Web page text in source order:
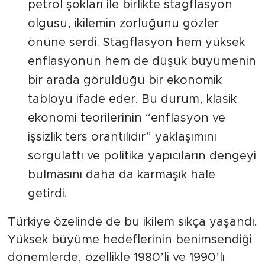
petrol şokları ile birlikte stagflasyon
olgusu, ikilemin zorluğunu gözler
önüne serdi. Stagflasyon hem yüksek
enflasyonun hem de düşük büyümenin
bir arada görüldüğü bir ekonomik
tabloyu ifade eder. Bu durum, klasik
ekonomi teorilerinin “enflasyon ve
işsizlik ters orantılıdır” yaklaşımını
sorgulattı ve politika yapıcıların dengeyi
bulmasını daha da karmaşık hale
getirdi.
Türkiye özelinde de bu ikilem sıkça yaşandı.
Yüksek büyüme hedeflerinin benimsendiği
dönemlerde, özellikle 1980’li ve 1990’lı